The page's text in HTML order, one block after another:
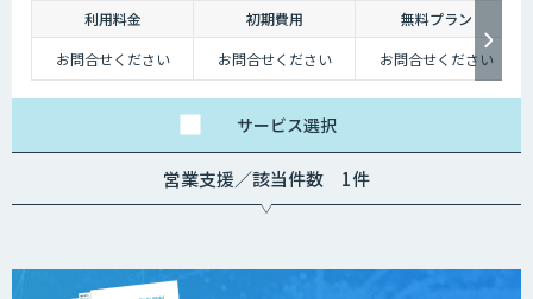
利用料金 初期費用
無料プラン
お問合せください
お問合せください お問合せください
サービス選択
営業支援／該当件数 1件